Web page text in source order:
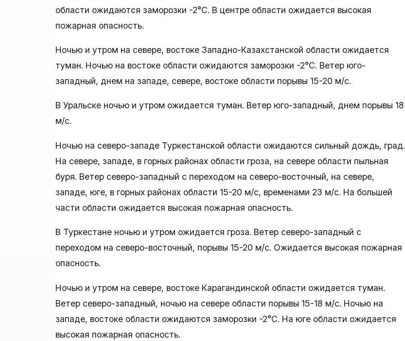
области ожидаются заморозки -2°C. В центре области ожидается высокая
пожарная опасность.
Ночью и утром на севере, востоке Западно-Казахстанской области ожидается
туман. Ночью на востоке области ожидаются заморозки -2°C. Ветер юго-
западный, днем на западе, севере, востоке области порывы 15-20 м/с.
В Уральске ночью и утром ожидается туман. Ветер юго-западный, днем порывы 18
м/с.
Ночью на северо-западе Туркестанской области ожидаются сильный дождь, град.
На севере, западе, в горных районах области гроза, на севере области пыльная
буря. Ветер северо-западный с переходом на северо-восточный, на севере,
западе, юге, в горных районах области 15-20 м/с, временами 23 м/с. На большей
части области ожидается высокая пожарная опасность.
В Туркестане ночью и утром ожидается гроза. Ветер северо-западный с
переходом на северо-восточный, порывы 15-20 м/с. Ожидается высокая пожарная
опасность.
Ночью и утром на севере, востоке Карагандинской области ожидается туман.
Ветер северо-западный, ночью на севере области порывы 15-18 м/с. Ночью на
западе, востоке области ожидаются заморозки -2°C. На юге области ожидается
высокая пожарная опасность.